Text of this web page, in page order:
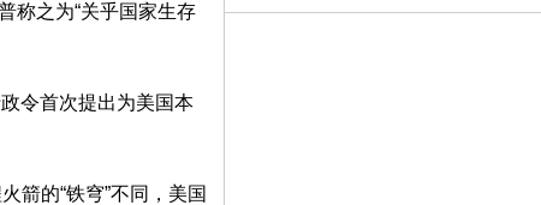
称之为“关乎国家生存
令首次提出为美国本
箭的“铁穹”不同，美国